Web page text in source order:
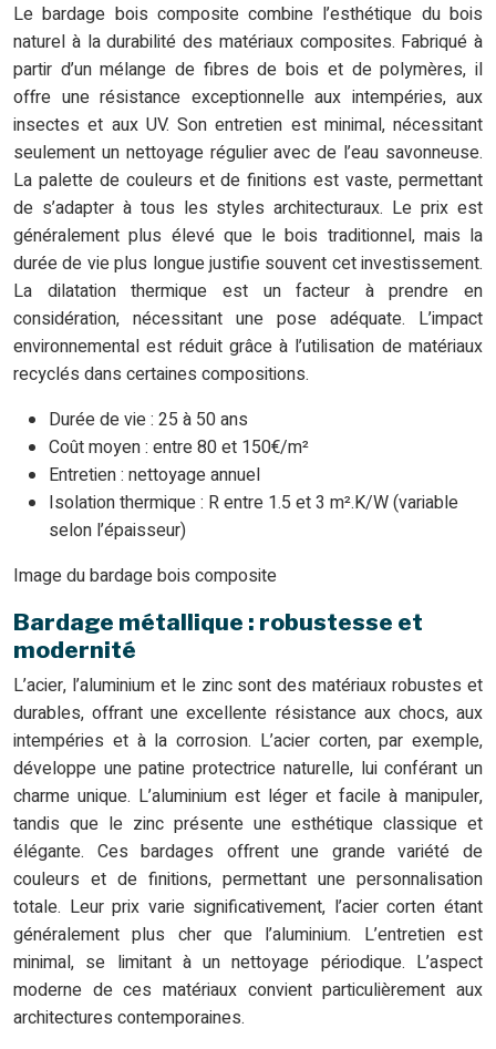
Le bardage bois composite combine l’esthétique du bois
naturel à la durabilité des matériaux composites. Fabriqué à
partir d’un mélange de fibres de bois et de polymères, il
offre une résistance exceptionnelle aux intempéries, aux
insectes et aux UV. Son entretien est minimal, nécessitant
seulement un nettoyage régulier avec de l’eau savonneuse.
La palette de couleurs et de finitions est vaste, permettant
de s’adapter à tous les styles architecturaux. Le prix est
généralement plus élevé que le bois traditionnel, mais la
durée de vie plus longue justifie souvent cet investissement.
La dilatation thermique est un facteur à prendre en
considération, nécessitant une pose adéquate. L’impact
environnemental est réduit grâce à l’utilisation de matériaux
recyclés dans certaines compositions.
Durée de vie : 25 à 50 ans
Coût moyen : entre 80 et 150€/m²
Entretien : nettoyage annuel
Isolation thermique : R entre 1.5 et 3 m².K/W (variable
selon l’épaisseur)
Image du bardage bois composite
Bardage métallique : robustesse et
modernité
L’acier, l’aluminium et le zinc sont des matériaux robustes et
durables, offrant une excellente résistance aux chocs, aux
intempéries et à la corrosion. L’acier corten, par exemple,
développe une patine protectrice naturelle, lui conférant un
charme unique. L’aluminium est léger et facile à manipuler,
tandis que le zinc présente une esthétique classique et
élégante. Ces bardages offrent une grande variété de
couleurs et de finitions, permettant une personnalisation
totale. Leur prix varie significativement, l’acier corten étant
généralement plus cher que l’aluminium. L’entretien est
minimal, se limitant à un nettoyage périodique. L’aspect
moderne de ces matériaux convient particulièrement aux
architectures contemporaines.